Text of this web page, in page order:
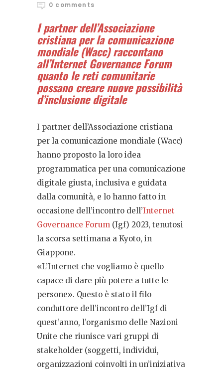
0 comments
I partner dell’Associazione
cristiana per la comunicazione
mondiale (Wacc) raccontano
all’Internet Governance Forum
quanto le reti comunitarie
possano creare nuove possibilità
d’inclusione digitale
I partner dell’Associazione cristiana
per la comunicazione mondiale (Wacc)
hanno proposto la loro idea
programmatica per una comunicazione
digitale giusta, inclusiva e guidata
dalla comunità, e lo hanno fatto in
occasione dell’incontro dell’Internet
Governance Forum (Igf) 2023, tenutosi
la scorsa settimana a Kyoto, in
Giappone.
«L’Internet che vogliamo è quello
capace di dare più potere a tutte le
persone». Questo è stato il filo
conduttore dell’incontro dell’Igf di
quest’anno, l’organismo delle Nazioni
Unite che riunisce vari gruppi di
stakeholder (soggetti, individui,
organizzazioni coinvolti in un’iniziativa